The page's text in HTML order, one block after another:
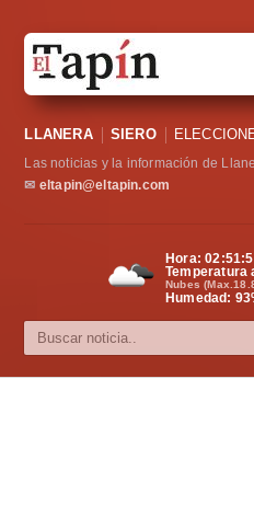
Sociedad
Política
Cultura
LLANERA SIERO
Las noticias y la información de
✉ eltapin@eltapin.com
Hora:
Temperatura
Nubes
Humedad: